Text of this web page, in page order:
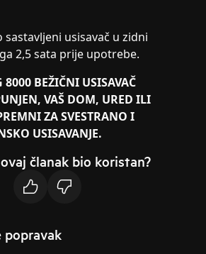
usisavač u zidni
2,5 sata prije upotrebe.
8000 BEŽIČNI USISAVAČ
VAŠ DOM, URED ILI
ZA SVESTRANO I
USISAVANJE.
članak bio koristan?